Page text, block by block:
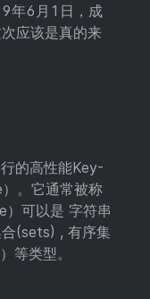
年6月1日，成
应该是真的来
的高性能Key-
。它通常被称
）可以是 字符串
(sets) , 有序集
等类型。